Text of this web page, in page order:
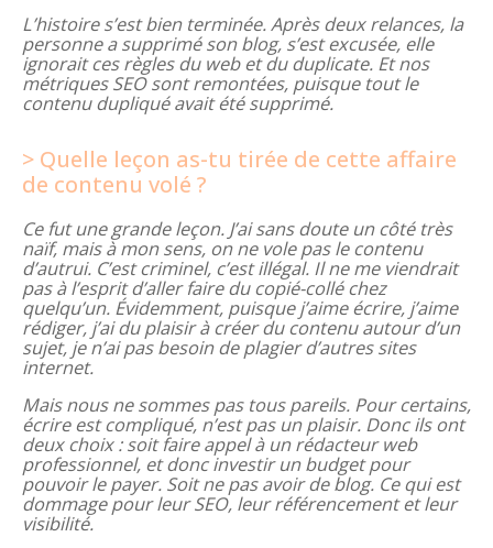
L’histoire s’est bien terminée. Après deux relances, la
personne a supprimé son blog, s’est excusée, elle
ignorait ces règles du web et du duplicate. Et nos
métriques SEO sont remontées, puisque tout le
contenu dupliqué avait été supprimé.
Quelle leçon as-tu tirée de cette affaire
de contenu volé ?
Ce fut une grande leçon. J’ai sans doute un côté très
naïf, mais à mon sens, on ne vole pas le contenu
d’autrui. C’est criminel, c’est illégal. Il ne me viendrait
pas à l’esprit d’aller faire du copié-collé chez
quelqu’un. Évidemment, puisque j’aime écrire, j’aime
rédiger, j’ai du plaisir à créer du contenu autour d’un
sujet, je n’ai pas besoin de plagier d’autres sites
internet.
Mais nous ne sommes pas tous pareils. Pour certains,
écrire est compliqué, n’est pas un plaisir. Donc ils ont
deux choix : soit faire appel à un rédacteur web
professionnel, et donc investir un budget pour
pouvoir le payer. Soit ne pas avoir de blog. Ce qui est
dommage pour leur SEO, leur référencement et leur
visibilité.